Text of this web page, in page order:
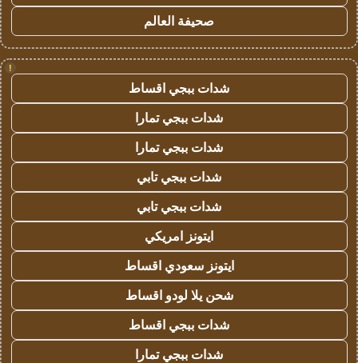
صحيفة العالم
!
شدات ببجي اقساط
شدات ببجي تمارا
شدات ببجي تمارا
شدات ببجي تابي
شدات ببجي تابي
ايتونز امريكي
ايتونز سعودي اقساط
شحن يلا لودو اقساط
شدات ببجي اقساط
شدات ببجي تمارا